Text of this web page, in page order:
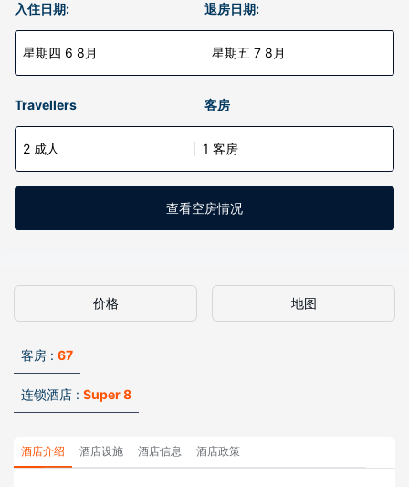
入住日期:
星期四 6 8月
退房日期:
星期五 7 8月
Travellers 客房
2 成人 1 客房
查看空房情况
价格 地图
客房 : 67
连锁酒店 : Super 8
酒店介绍 酒店设施 酒店信息 酒店政策